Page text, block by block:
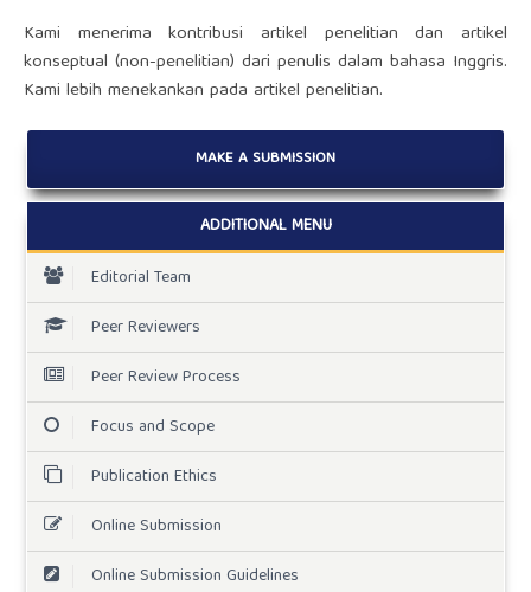
Kami menerima kontribusi artikel penelitian dan artikel
konseptual (non-penelitian) dari penulis dalam bahasa Inggris.
Kami lebih menekankan pada artikel penelitian.
MAKE A SUBMISSION
ADDITIONAL MENU
Editorial Team
Peer Reviewers
Peer Review Process
Focus and Scope
Publication Ethics
Online Submission
Online Submission Guidelines